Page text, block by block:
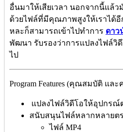
อื่นมาให้เสียเวลา นอกจากนี้แล้ว
ด้วยไฟล์ที่มีคุณภาพสูงให้เราได้
หละก็สามารถเข้าไปทำการ ดาว
พัฒนา รับรองว่าการแปลงไฟล์วิ
ไป
Program Features (คุณสมบัติ แล
แปลงไฟล์วิดีโอให้อุปกรณ์
สนับสนุนไฟล์หลากหลายต
ไฟล์ MP4